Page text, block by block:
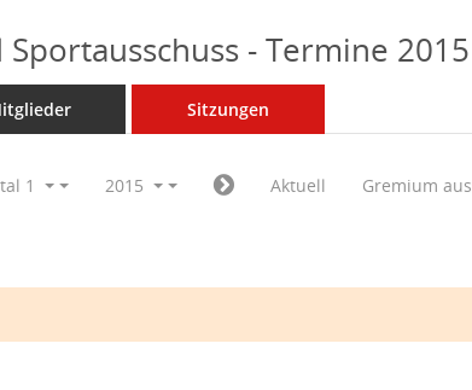
- Termine 2015
Sitzungen
1 2015 Aktuell Gremium